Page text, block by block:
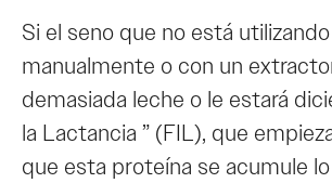
Si el seno que no está
manualmente o con un
demasiada leche o le estará
la Lactancia ” (FIL), que
que esta proteína se acumule